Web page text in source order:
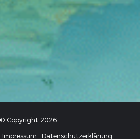
© Copyright 2026
Impressum Datenschutzerklärung